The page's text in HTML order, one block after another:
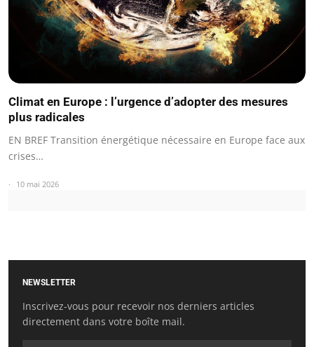
Climat en Europe : l’urgence d’adopter des mesures
plus radicales
EN BREF Transition énergétique nécessaire en Europe face aux
crises…
10 mai 2026
NEWSLETTER
Inscrivez-vous pour recevoir nos derniers articles
directement dans votre boîte mail.